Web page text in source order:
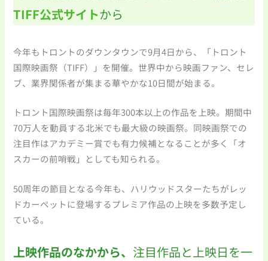
TIFF公式サイトから
今年もトロントのダウンタウンで9月4日から、「トロント
国際映画祭（TIFF）」を開催。世界中から映画ファン、セレ
ブ、業界関係者が集まる華やかな10日間が始まる。
トロント国際映画祭は毎年300本以上の作品を上映。期間中
70万人を動員する北米でも最大級の映画祭。同映画祭での
注目作はアカデミー賞でも有力候補となることが多く「オ
スカーの前哨戦」としても知られる。
50周年の節目となる今年も、ハリウッドスターたちがレッ
ドカーペットに登場するプレミア作品の上映を多数予定し
ている。
上映作品のなかから、 注目作品と上映日を一